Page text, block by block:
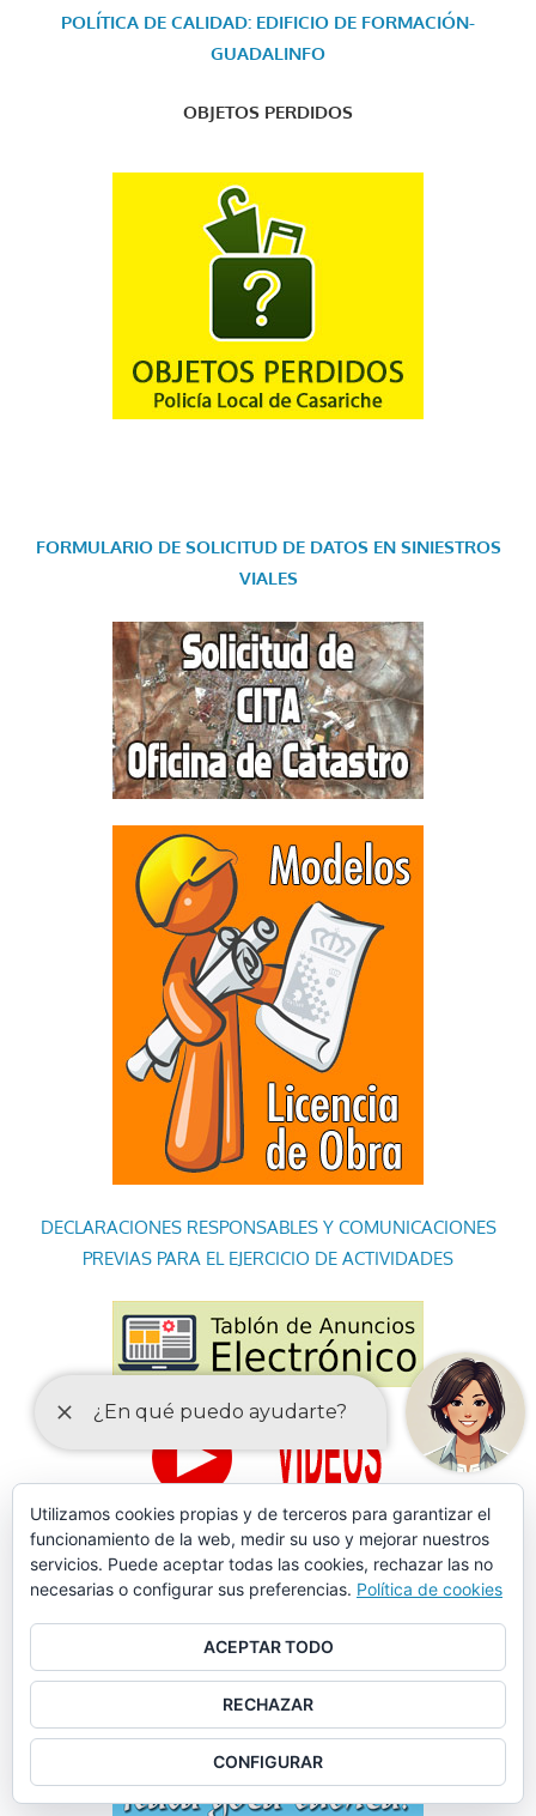
POLÍTICA DE CALIDAD: EDIFICIO DE FORMACIÓN-
GUADALINFO
OBJETOS PERDIDOS
FORMULARIO DE SOLICITUD DE DATOS EN SINIESTROS
VIALES
DECLARACIONES RESPONSABLES Y COMUNICACIONES
PREVIAS PARA EL EJERCICIO DE ACTIVIDADES
Utilizamos cookies propias y de terceros para garantizar el
funcionamiento de la web, medir su uso y mejorar nuestros
servicios. Puede aceptar todas las cookies, rechazar las no
necesarias o configurar sus preferencias. Política de cookies
ACEPTAR TODO
RECHAZAR
CONFIGURAR